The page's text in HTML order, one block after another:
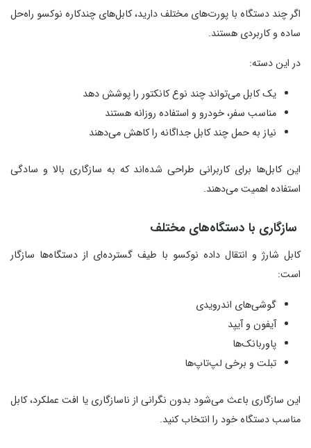
اگر چند دستگاه با پورت‌های مختلف دارید، کابل‌های چندکاره نوکسو راه‌حل
ساده و کاربردی هستند.
در این دسته:
یک کابل می‌تواند چند نوع کانکتور را پوشش دهد
مناسب سفر، خودرو و استفاده روزانه هستند
نیاز به حمل چند کابل جداگانه را کاهش می‌دهند
این کابل‌ها برای کاربرانی طراحی شده‌اند که به سازگاری بالا و سادگی
استفاده اهمیت می‌دهند.
سازگاری با دستگاه‌های مختلف
کابل شارژ و انتقال داده نوکسو با طیف گسترده‌ای از دستگاه‌ها سازگار
است:
گوشی‌های اندرویدی
آیفون و آیپد
پاوربانک‌ها
تبلت و برخی لپ‌تاپ‌ها
این سازگاری باعث می‌شود بدون نگرانی از ناسازگاری یا افت عملکرد، کابل
مناسب دستگاه خود را انتخاب کنید.